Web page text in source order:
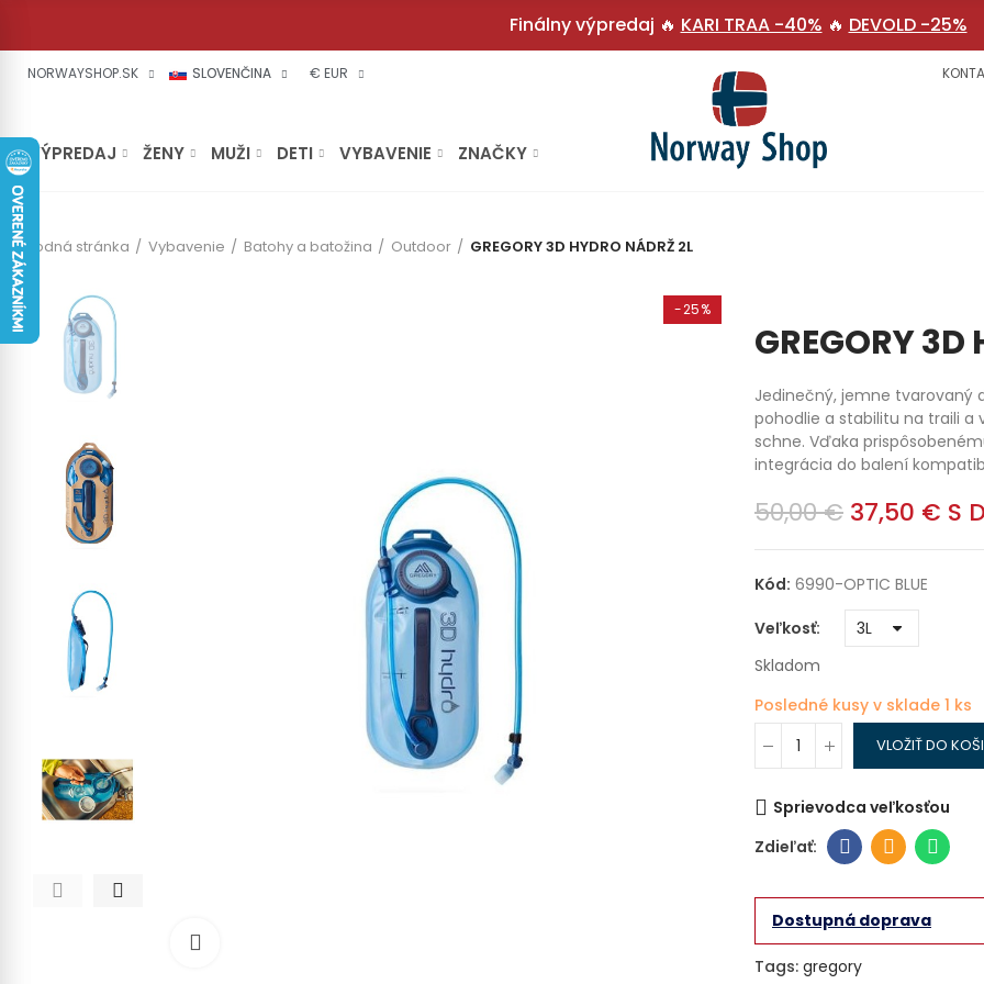
Finálny výpredaj 🔥 KARI TRAA -40% 🔥 DEVOLD -25%
NORWAYSHOP.SK SLOVENČINA € EUR
VÝPREDAJ ŽENY MUŽI DETI VYBAVENIE ZNAČKY
Úvodná stránka Vybavenie Batohy a batožina Outdoor GREGORY 3D HYDRO NÁDRŽ 2L
-25%
GREGORY 3D
Jedinečný, jemne tvarovaný
pohodlie a stabilitu na traili a
schne. Vďaka
integrácia do balení
50,00 € 37,50 € S
Kód: 6990-OPTIC BLUE
Veľkosť
Skladom
Posledné kusy v sklade 1 ks
VLOŽIŤ DO
Sprievodca veľkosťou
Dostupná doprava
Tags: gregory